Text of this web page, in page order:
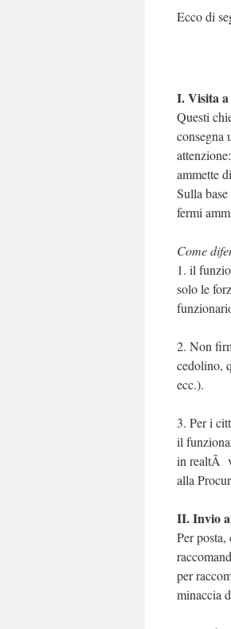
Ecco di
I. Visita
Questi
consegna
ammette
Sulla
fermi
Come
1. il
solo le
2. Non
cedolino,
ecc.).
3. Per i
il
in realtÃ
alla
II. Invio
Per
per
minaccia